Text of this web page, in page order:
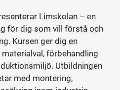
Limskolan – en
för dig som vill förstå och
Kursen ger dig en
förbehandling
Utbildningen
med montering,